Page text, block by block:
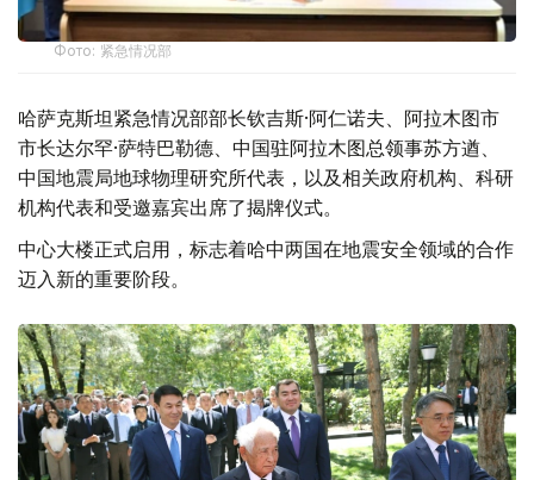
Фото: 紧急情况部
哈萨克斯坦紧急情况部部长钦吉斯·阿仁诺夫、阿拉木图市
市长达尔罕·萨特巴勒德、中国驻阿拉木图总领事苏方遒、
中国地震局地球物理研究所代表，以及相关政府机构、科研
机构代表和受邀嘉宾出席了揭牌仪式。
中心大楼正式启用，标志着哈中两国在地震安全领域的合作
迈入新的重要阶段。